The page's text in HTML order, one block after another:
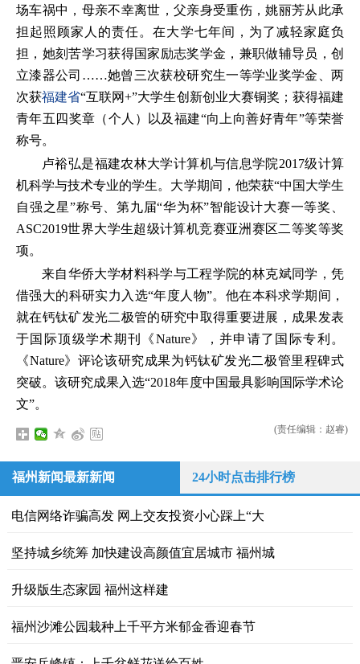
场车祸中，母亲不幸离世，父亲身受重伤，姚丽芳从此承
担起照顾家人的责任。在大学七年间，为了减轻家庭负
担，她刻苦学习获得国家励志奖学金，兼职做辅导员，创
立漆器公司……她曾三次获校研究生一等学业奖学金、两
次获福建省“互联网+”大学生创新创业大赛铜奖；获得福建
青年五四奖章（个人）以及福建“向上向善好青年”等荣誉
称号。
卢裕弘是福建农林大学计算机与信息学院2017级计算
机科学与技术专业的学生。大学期间，他荣获“中国大学生
自强之星”称号、第九届“华为杯”智能设计大赛一等奖、
ASC2019世界大学生超级计算机竞赛亚洲赛区二等奖等奖
项。
来自华侨大学材料科学与工程学院的林克斌同学，凭
借强大的科研实力入选“年度人物”。他在本科求学期间，
就在钙钛矿发光二极管的研究中取得重要进展，成果发表
于国际顶级学术期刊《Nature》，并申请了国际专利。
《Nature》评论该研究成果为钙钛矿发光二极管里程碑式
突破。该研究成果入选“2018年度中国最具影响国际学术论
文”。
(责任编辑：赵睿)
福州新闻最新新闻 24小时点击排行榜
电信网络诈骗高发 网上交友投资小心踩上“大
坚持城乡统筹 加快建设高颜值宜居城市 福州城
升级版生态家园 福州这样建
福州沙滩公园栽种上千平方米郁金香迎春节